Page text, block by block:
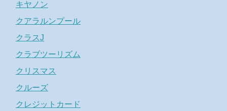
キヤノン
クアラルンプール
クラスJ
クラブツーリズム
クリスマス
クルーズ
クレジットカード